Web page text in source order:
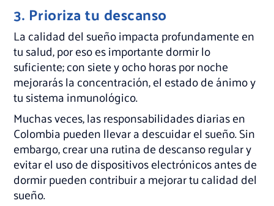
3. Prioriza tu descanso
La calidad del sueño impacta profundamente en
tu salud, por eso es importante dormir lo
suficiente; con siete y ocho horas por noche
mejorarás la concentración, el estado de ánimo y
tu sistema inmunológico.
Muchas veces, las responsabilidades diarias en
Colombia pueden llevar a descuidar el sueño. Sin
embargo, crear una rutina de descanso regular y
evitar el uso de dispositivos electrónicos antes de
dormir pueden contribuir a mejorar tu calidad del
sueño.